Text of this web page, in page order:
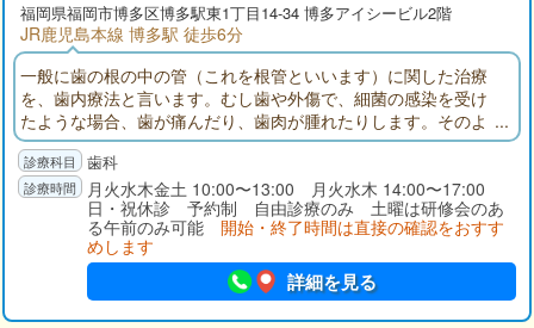
福岡県福岡市博多区博多駅東1丁目14-34 博多アイシービル2階
JR鹿児島本線 博多駅 徒歩6分
一般に歯の根の中の管（これを根管といいます）に関した治療
を、歯内療法と言います。むし歯や外傷で、細菌の感染を受け
たような場合、歯が痛んだり、歯肉が腫れたりします。そのよ
うな歯を救い、今後も機能させたいと思うならば、俗にシンケ
イと呼ばれる歯髄という組織の一部や全部を除去し、歯を保存
するような治療が必要になります。歯内療法（根管治療）によ
り、みなさんの歯を更に長生きさせることができます。
歯科
月火水木金土 10:00〜13:00 月火水木 14:00〜17:00
日・祝休診 予約制 自由診療のみ 土曜は研修会のあ
る午前のみ可能 開始・終了時間は直接の確認をおすす
めします
詳細を見る